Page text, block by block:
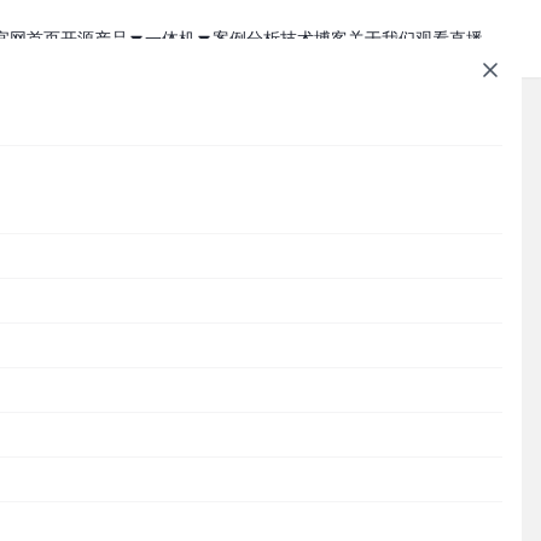
网首页开源产品
一体机
案例分析技术博客关于我们观看直播